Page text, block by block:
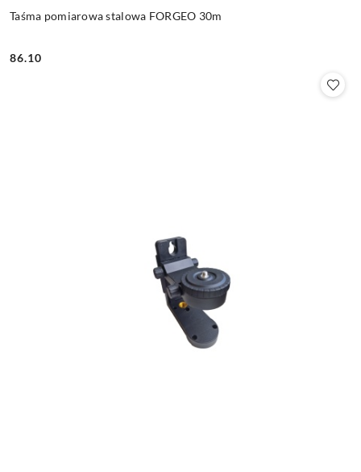
Taśma pomiarowa stalowa FORGEO 30m
Cena:
86.10